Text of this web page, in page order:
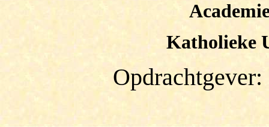
Katholieke